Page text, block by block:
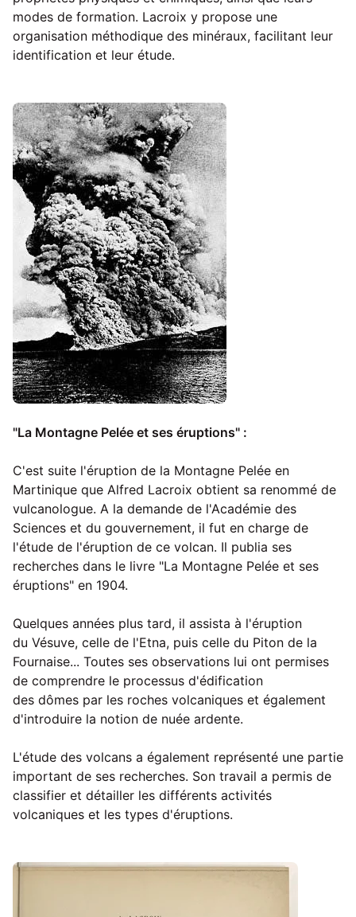
modes de formation. Lacroix y propose une
organisation méthodique des minéraux, facilitant leur
identification et leur étude.
"La Montagne Pelée et ses éruptions" :
C'est suite l'éruption de la Montagne Pelée en
Martinique que Alfred Lacroix obtient sa renommé de
vulcanologue. A la demande de l'Académie des
Sciences et du gouvernement, il fut en charge de
l'étude de l'éruption de ce volcan. Il publia ses
recherches dans le livre "La Montagne Pelée et ses
éruptions" en 1904.
Quelques années plus tard, il assista à l'éruption
du Vésuve, celle de l'Etna, puis celle du Piton de la
Fournaise... Toutes ses observations lui ont permises
de comprendre le processus d'édification
des dômes par les roches volcaniques et également
d'introduire la notion de nuée ardente.
L'étude des volcans a également représenté une partie
important de ses recherches. Son travail a permis de
classifier et détailler les différents activités
volcaniques et les types d'éruptions.